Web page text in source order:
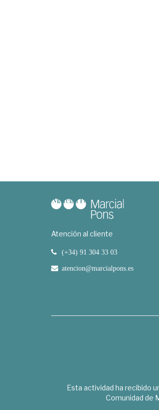
Atención al cliente
(+34) 91 304 33 03
atencion@marcialpons.es
Esta actividad ha recibido
Comunidad de